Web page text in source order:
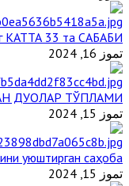
33 та САБАБИ
تموز 16, 2024
ДУОЛАР ТЎПЛАМИ
تموز 15, 2024
уюштирган саҳоба
تموز 15, 2024